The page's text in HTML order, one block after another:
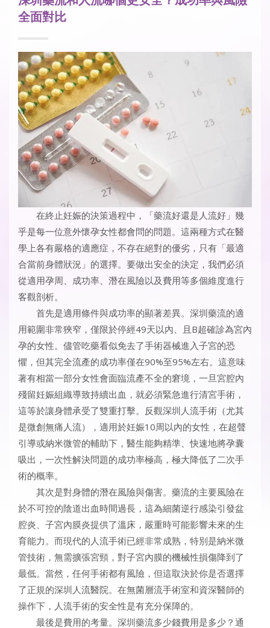
全面對比
在終止妊娠的決策過程中，「藥流好還是人流好」幾
乎是每一位意外懷孕女性都會問的問題。這兩種方式在醫
學上各有嚴格的適應症，不存在絕對的優劣，只有「最適
合當前身體狀況」的選擇。要做出安全的決定，我們必須
從適用孕周、成功率、潛在風險以及費用等多個維度進行
客觀剖析。
首先是適用條件與成功率的顯著差異。深圳藥流的適
用範圍非常狹窄，僅限於停經49天以內、且B超確診為宮內
孕的女性。儘管吃藥看似免去了手術器械進入子宮的恐
懼，但其完全流產的成功率僅在90%至95%左右。這意味
著有相當一部分女性會面臨流產不全的窘境，一旦宮腔內
殘留妊娠組織導致持續出血，就必須緊急進行清宮手術，
這等於讓身體承受了雙重打擊。反觀深圳人流手術（尤其
是微創無痛人流），適用於妊娠10周以內的女性，在超聲
引導或納米微管的輔助下，醫生能夠精準、快速地將孕囊
吸出，一次性解決問題的成功率極高，極大降低了二次手
術的概率。
其次是對身體的潛在風險與傷害。藥流的主要風險在
於不可控的陰道出血時間過長，這為細菌逆行感染引發盆
腔炎、子宮內膜炎提供了溫床，嚴重時可能影響未來的生
育能力。而現代的人流手術已經非常成熟，特別是納米微
管技術，無需擴張宮頸，對子宮內膜的機械性損傷降到了
最低。當然，任何手術都有風險，但這取決於你是否選擇
了正規的深圳人流醫院。在無菌層流手術室和資深醫師的
操作下，人流手術的安全性是有充分保障的。
最後是費用的考量。深圳藥流多少錢費用是多少？通